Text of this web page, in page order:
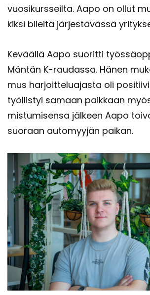
vuo­si­kurs­seil­ta. Aapo on ollut
kik­si bi­lei­tä jär­jes­tä­väs­sä
Ke­vääl­lä Aapo suo­rit­ti
Män­tän K-​raudassa. Hänen
mus har­joit­te­lua­jas­ta oli
työl­lis­tyi sa­maan paik­kaan
mis­tu­mi­sen­sa jäl­keen Aapo
suo­raan au­to­myy­jän pai­kan.